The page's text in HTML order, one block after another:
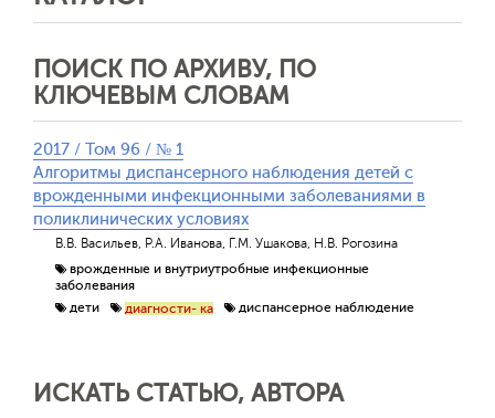
ПОИСК ПО АРХИВУ, ПО
КЛЮЧЕВЫМ СЛОВАМ
2017 / Том 96 / № 1
Алгоритмы диспансерного наблюдения детей с
врожденными инфекционными заболеваниями в
поликлинических условиях
В.В. Васильев, Р.А. Иванова, Г.М. Ушакова, Н.В. Рогозина
врожденные и внутриутробные инфекционные
заболевания
дети
диагности- ка диспансерное наблюдение
ИСКАТЬ СТАТЬЮ, АВТОРА